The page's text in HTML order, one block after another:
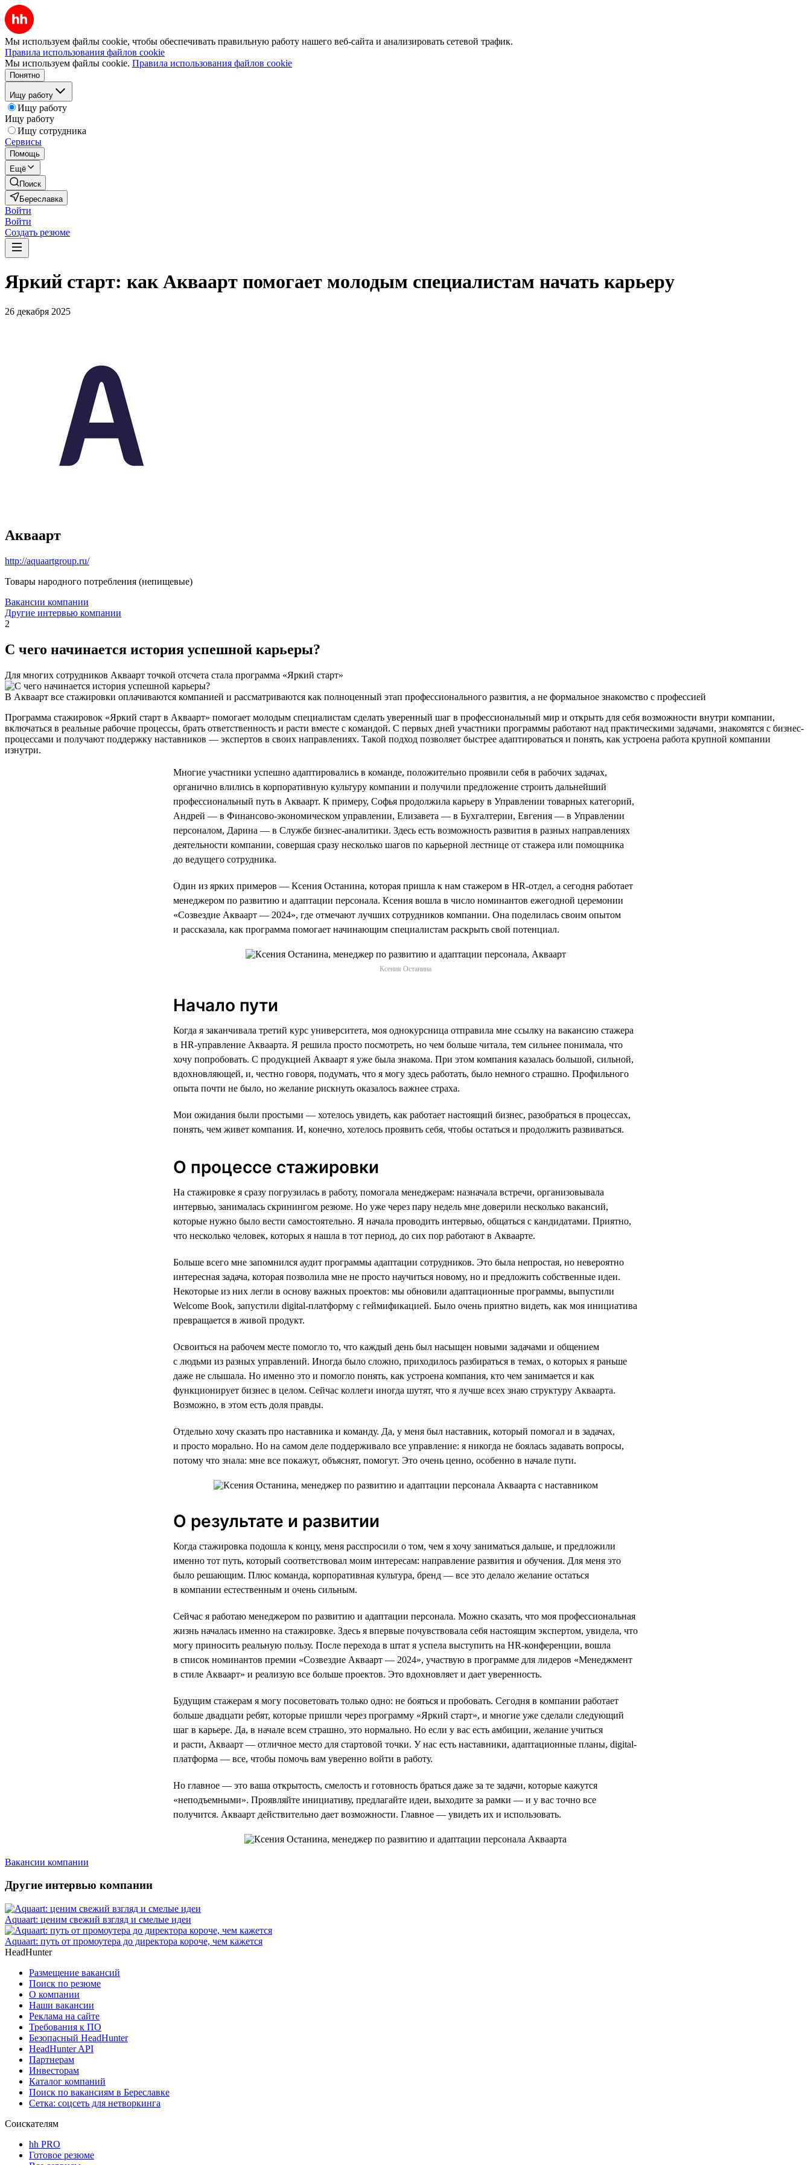
Мы используем файлы cookie, чтобы обеспечивать правильную работу нашего веб-сайта и анализировать сетевой трафик.
Правила использования файлов cookie
Мы используем файлы cookie. Правила использования файлов cookie
Понятно
Ищу работу
Ищу работу
Ищу работу
Ищу сотрудника
Сервисы
Помощь
Ещё
Поиск
Береславка
Войти
Войти
Создать резюме
Яркий старт: как Акваарт помогает молодым специалистам начать карьеру
26 декабря 2025
Акваарт
http://aquaartgroup.ru/
Товары народного потребления (непищевые)
Вакансии компании
Другие интервью компании
2
С чего начинается история успешной карьеры?
Для многих сотрудников Акваарт точкой отсчета стала программа «Яркий старт»
В Акваарт все стажировки оплачиваются компанией и рассматриваются как полноценный этап профессионального развития, а не формальное знакомство с профессией
Программа стажировок «Яркий старт в Акваарт» помогает молодым специалистам сделать уверенный шаг в профессиональный мир и открыть для себя возможности внутри компании,
включаться в реальные рабочие процессы, брать ответственность и расти вместе с командой. С первых дней участники программы работают над практическими задачами, знакомятся с бизнес-
процессами и получают поддержку наставников — экспертов в своих направлениях. Такой подход позволяет быстрее адаптироваться и понять, как устроена работа крупной компании
изнутри.
Многие участники успешно адаптировались в команде, положительно проявили себя в рабочих задачах,
органично влились в корпоративную культуру компании и получили предложение строить дальнейший
профессиональный путь в Акваарт. К примеру, Софья продолжила карьеру в Управлении товарных категорий,
Андрей — в Финансово-экономическом управлении, Елизавета — в Бухгалтерии, Евгения — в Управлении
персоналом, Дарина — в Службе бизнес-аналитики. Здесь есть возможность развития в разных направлениях
деятельности компании, совершая сразу несколько шагов по карьерной лестнице от стажера или помощника
до ведущего сотрудника.
Один из ярких примеров — Ксения Останина, которая пришла к нам стажером в HR-отдел, а сегодня работает
менеджером по развитию и адаптации персонала. Ксения вошла в число номинантов ежегодной церемонии
«Созвездие Акваарт — 2024», где отмечают лучших сотрудников компании. Она поделилась своим опытом
и рассказала, как программа помогает начинающим специалистам раскрыть свой потенциал.
Ксения Останина
Начало пути
Когда я заканчивала третий курс университета, моя однокурсница отправила мне ссылку на вакансию стажера
в HR-управление Акваарта. Я решила просто посмотреть, но чем больше читала, тем сильнее понимала, что
хочу попробовать. С продукцией Акваарт я уже была знакома. При этом компания казалась большой, сильной,
вдохновляющей, и, честно говоря, подумать, что я могу здесь работать, было немного страшно. Профильного
опыта почти не было, но желание рискнуть оказалось важнее страха.
Мои ожидания были простыми — хотелось увидеть, как работает настоящий бизнес, разобраться в процессах,
понять, чем живет компания. И, конечно, хотелось проявить себя, чтобы остаться и продолжить развиваться.
О процессе стажировки
На стажировке я сразу погрузилась в работу, помогала менеджерам: назначала встречи, организовывала
интервью, занималась скринингом резюме. Но уже через пару недель мне доверили несколько вакансий,
которые нужно было вести самостоятельно. Я начала проводить интервью, общаться с кандидатами. Приятно,
что несколько человек, которых я нашла в тот период, до сих пор работают в Акваарте.
Больше всего мне запомнился аудит программы адаптации сотрудников. Это была непростая, но невероятно
интересная задача, которая позволила мне не просто научиться новому, но и предложить собственные идеи.
Некоторые из них легли в основу важных проектов: мы обновили адаптационные программы, выпустили
Welcome Book, запустили digital-платформу с геймификацией. Было очень приятно видеть, как моя инициатива
превращается в живой продукт.
Освоиться на рабочем месте помогло то, что каждый день был насыщен новыми задачами и общением
с людьми из разных управлений. Иногда было сложно, приходилось разбираться в темах, о которых я раньше
даже не слышала. Но именно это и помогло понять, как устроена компания, кто чем занимается и как
функционирует бизнес в целом. Сейчас коллеги иногда шутят, что я лучше всех знаю структуру Акваарта.
Возможно, в этом есть доля правды.
Отдельно хочу сказать про наставника и команду. Да, у меня был наставник, который помогал и в задачах,
и просто морально. Но на самом деле поддерживало все управление: я никогда не боялась задавать вопросы,
потому что знала: мне все покажут, объяснят, помогут. Это очень ценно, особенно в начале пути.
О результате и развитии
Когда стажировка подошла к концу, меня расспросили о том, чем я хочу заниматься дальше, и предложили
именно тот путь, который соответствовал моим интересам: направление развития и обучения. Для меня это
было решающим. Плюс команда, корпоративная культура, бренд — все это делало желание остаться
в компании естественным и очень сильным.
Сейчас я работаю менеджером по развитию и адаптации персонала. Можно сказать, что моя профессиональная
жизнь началась именно на стажировке. Здесь я впервые почувствовала себя настоящим экспертом, увидела, что
могу приносить реальную пользу. После перехода в штат я успела выступить на HR-конференции, вошла
в список номинантов премии «Созвездие Акваарт — 2024», участвую в программе для лидеров «Менеджмент
в стиле Акваарт» и реализую все больше проектов. Это вдохновляет и дает уверенность.
Будущим стажерам я могу посоветовать только одно: не бояться и пробовать. Сегодня в компании работает
больше двадцати ребят, которые пришли через программу «Яркий старт», и многие уже сделали следующий
шаг в карьере. Да, в начале всем страшно, это нормально. Но если у вас есть амбиции, желание учиться
и расти, Акваарт — отличное место для стартовой точки. У нас есть наставники, адаптационные планы, digital-
платформа — все, чтобы помочь вам уверенно войти в работу.
Но главное — это ваша открытость, смелость и готовность браться даже за те задачи, которые кажутся
«неподъемными». Проявляйте инициативу, предлагайте идеи, выходите за рамки — и у вас точно все
получится. Акваарт действительно дает возможности. Главное — увидеть их и использовать.
Вакансии компании
Другие интервью компании
Aquaart: ценим свежий взгляд и смелые идеи
Aquaart: путь от промоутера до директора короче, чем кажется
HeadHunter
Размещение вакансий
Поиск по резюме
О компании
Наши вакансии
Реклама на сайте
Требования к ПО
Безопасный HeadHunter
HeadHunter API
Партнерам
Инвесторам
Каталог компаний
Поиск по вакансиям в Береславке
Сетка: соцсеть для нетворкинга
Соискателям
hh PRO
Готовое резюме